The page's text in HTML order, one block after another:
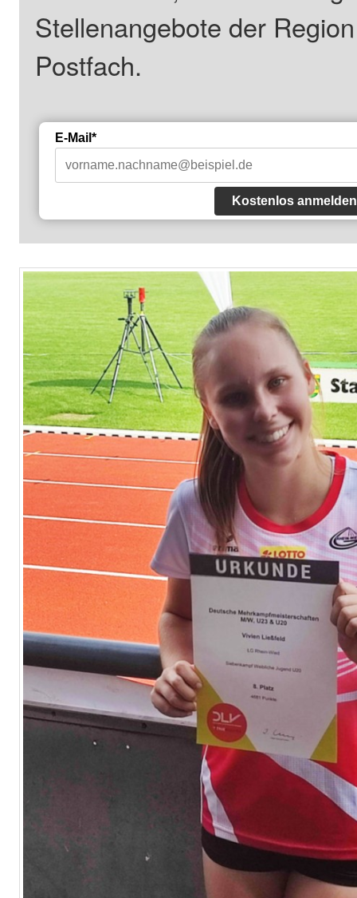
Stellenangebote der
Postfach.
E-Mail*
Kostenlos anmelden